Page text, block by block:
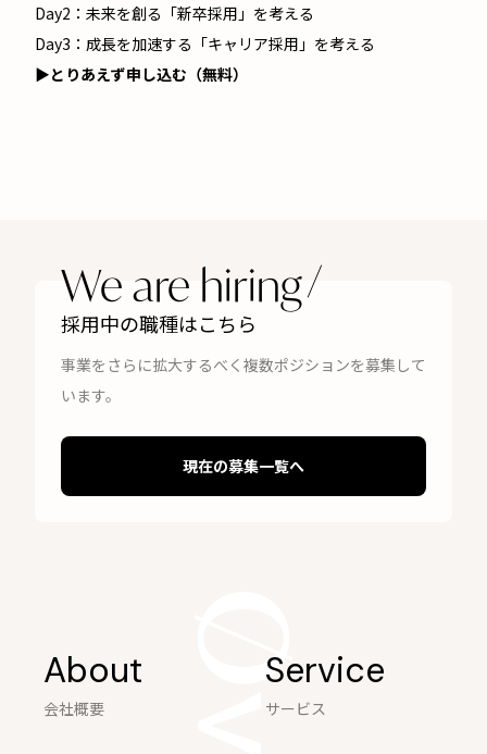
Day2：未来を創る「新卒採用」を考える
Day3：成長を加速する「キャリア採用」を考える
▶とりあえず申し込む（無料）
We are hiring
採用中の職種はこちら
事業をさらに拡大するべく複数ポジションを募集して
います。
現在の募集一覧へ
About
会社概要
Service
サービス